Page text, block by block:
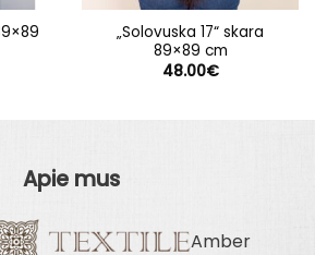
„Solovuska 17“ skara
89×89 cm
48.00€
Apie mus
Amber